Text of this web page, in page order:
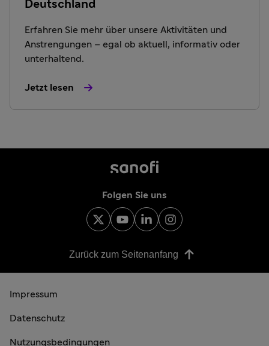
Deutschland
Erfahren Sie mehr über unsere Aktivitäten und
Anstrengungen – egal ob aktuell, informativ oder
unterhaltend.
Jetzt lesen
Folgen Sie uns
Zurück zum Seitenanfang
Impressum
Datenschutz
Nutzungsbedingungen